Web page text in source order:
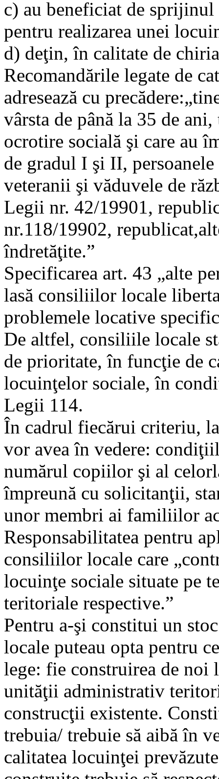
c) au beneficiat de
pentru realizarea unei
d) deţin, în calitate de
Recomandările legate de
adresează cu
vârsta de până la 35 de
ocrotire socială şi care au
de gradul I şi II,
veteranii şi văduvele de
Legii nr. 42/19901,
nr.118/19902,
îndretăţite.”
Specificarea art. 43 „alte
lasă consiliilor locale
problemele locative
De altfel, consiliile locale
de prioritate, în funcţie de
locuinţelor sociale, în
Legii 114.
În cadrul fiecărui criteriu,
vor avea în vedere:
numărul copiilor şi al
împreună cu solicitanţii,
unor membri ai familiilor
Responsabilitatea pentru
consiliilor locale care
locuinţe sociale situate pe
teritoriale respective.”
Pentru a-şi constitui un
locale puteau opta pentru
lege: fie construirea de
unităţii administrativ
construcţii existente.
trebuia/ trebuie să aibă în
calitatea locuinţei